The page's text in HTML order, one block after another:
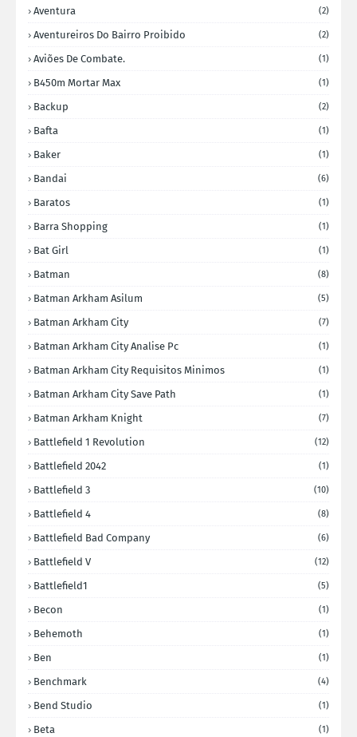
Aventura (2)
Aventureiros Do Bairro Proibido (2)
Aviões De Combate. (1)
B450m Mortar Max (1)
Backup (2)
Bafta (1)
Baker (1)
Bandai (6)
Baratos (1)
Barra Shopping (1)
Bat Girl (1)
Batman (8)
Batman Arkham Asilum (5)
Batman Arkham City (7)
Batman Arkham City Analise Pc (1)
Batman Arkham City Requisitos Minimos (1)
Batman Arkham City Save Path (1)
Batman Arkham Knight (7)
Battlefield 1 Revolution (12)
Battlefield 2042 (1)
Battlefield 3 (10)
Battlefield 4 (8)
Battlefield Bad Company (6)
Battlefield V (12)
Battlefield1 (5)
Becon (1)
Behemoth (1)
Ben (1)
Benchmark (4)
Bend Studio (1)
Beta (1)